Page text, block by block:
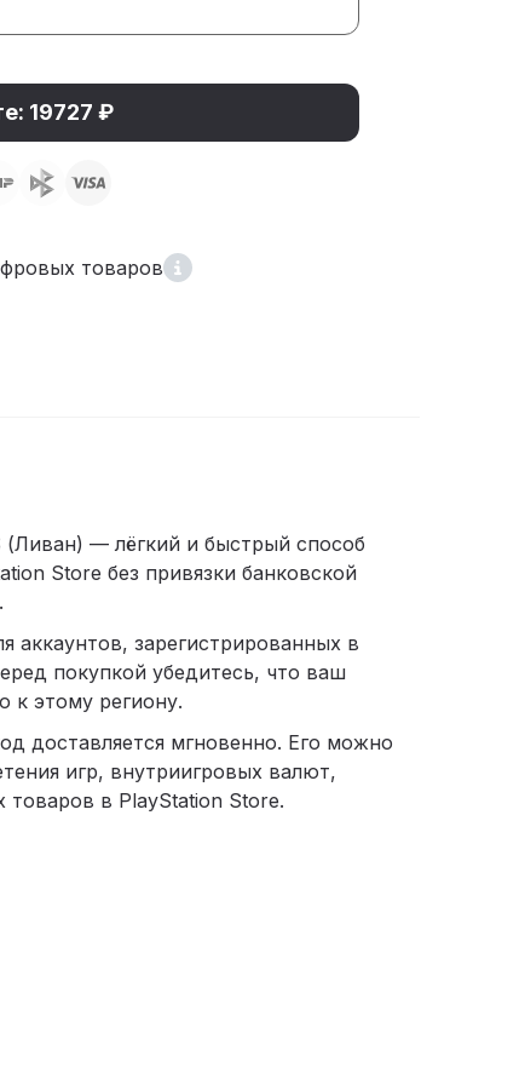
19727 ₽
товаров
(Ливан) — лёгкий и быстрый способ
Store без привязки банковской
аккаунтов, зарегистрированных в
покупкой убедитесь, что ваш
к этому региону.
доставляется мгновенно. Его можно
игр, внутриигровых валют,
товаров в PlayStation Store.